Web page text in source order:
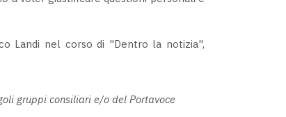
Landi nel corso di "Dentro la notizia",
gruppi consiliari e/o del Portavoce